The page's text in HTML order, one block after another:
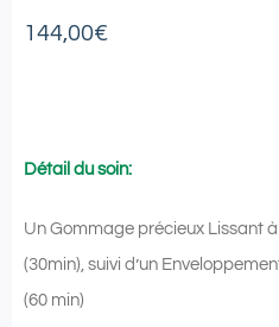
144,00€
Détail du soin:
Un Gommage précieux Lissant
(30min), suivi d’un
(60 min)